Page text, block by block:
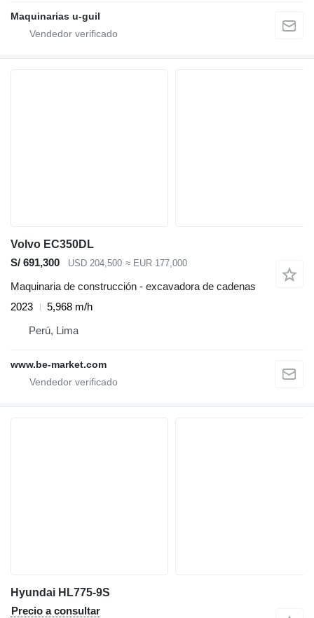
Maquinarias u-guil
Volvo EC350DL
S/ 691,300
USD 204,500 ≈ EUR 177,000
Maquinaria de construcción - excavadora de cadenas
2023
5,968 m/h
Perú, Lima
www.be-market.com
Hyundai HL775-9S
Precio a consultar